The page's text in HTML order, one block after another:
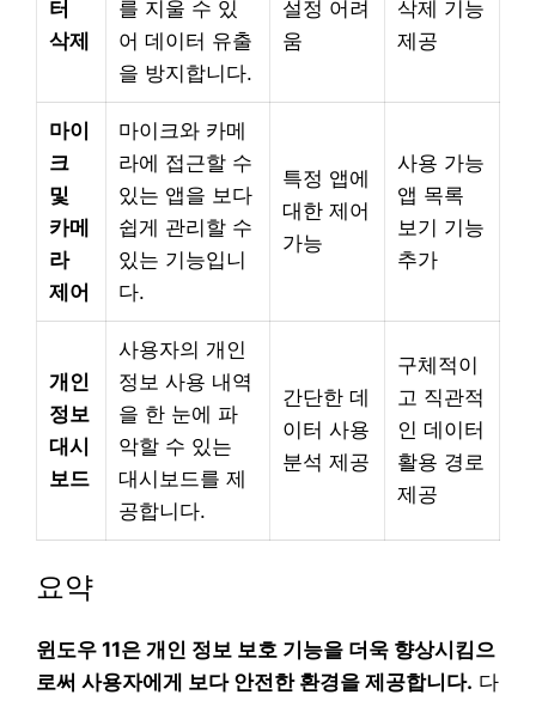
터
삭제
를 지울 수 있
어 데이터 유출
을 방지합니다.
설정 어려
움
삭제 기능
제공
마이
크
및
카메
라
제어
마이크와 카메
라에 접근할 수
있는 앱을 보다
쉽게 관리할 수
있는 기능입니
다.
특정 앱에
대한 제어
가능
사용 가능
앱 목록
보기 기능
추가
개인
정보
대시
보드
사용자의 개인
정보 사용 내역
을 한 눈에 파
악할 수 있는
대시보드를 제
공합니다.
간단한 데
이터 사용
분석 제공
구체적이
고 직관적
인 데이터
활용 경로
제공
요약
윈도우 11은 개인 정보 보호 기능을 더욱 향상시킴으
로써 사용자에게 보다 안전한 환경을 제공합니다. 다